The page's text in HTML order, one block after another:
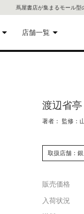
蔦屋書店が集まるモール型
店舗一覧
代官
銀座
渡辺省
著者： 監修：
取扱店舗：
販売価格
入荷状況